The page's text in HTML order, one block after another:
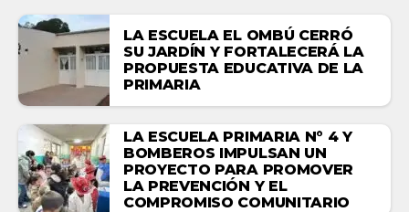
LA ESCUELA EL OMBÚ CERRÓ
SU JARDÍN Y FORTALECERÁ LA
PROPUESTA EDUCATIVA DE LA
PRIMARIA
LA ESCUELA PRIMARIA N° 4 Y
BOMBEROS IMPULSAN UN
PROYECTO PARA PROMOVER
LA PREVENCIÓN Y EL
COMPROMISO COMUNITARIO